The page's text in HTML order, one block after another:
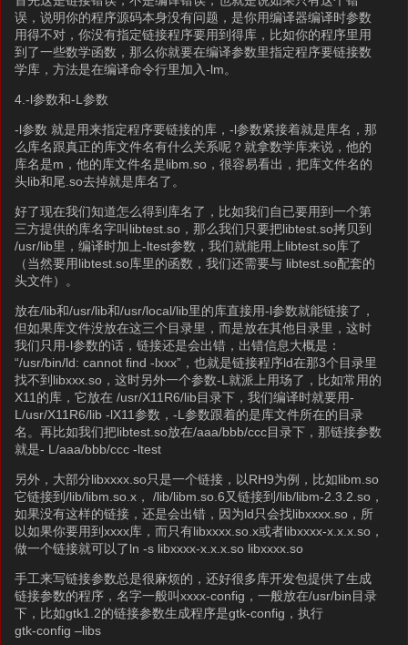
误，说明你的程序源码本身没有问题，是你用编译器编译时参数
用得不对，你没有指定链接程序要用到得库，比如你的程序里用
到了一些数学函数，那么你就要在编译参数里指定程序要链接数
学库，方法是在编译命令行里加入-lm。
4.-l参数和-L参数
-l参数 就是用来指定程序要链接的库，-l参数紧接着就是库名，那
么库名跟真正的库文件名有什么关系呢？就拿数学库来说，他的
库名是m，他的库文件名是libm.so，很容易看出，把库文件名的
头lib和尾.so去掉就是库名了。
好了现在我们知道怎么得到库名了，比如我们自已要用到一个第
三方提供的库名字叫libtest.so，那么我们只要把libtest.so拷贝到
/usr/lib里，编译时加上-ltest参数，我们就能用上libtest.so库了
（当然要用libtest.so库里的函数，我们还需要与 libtest.so配套的
头文件）。
放在/lib和/usr/lib和/usr/local/lib里的库直接用-l参数就能链接了，
但如果库文件没放在这三个目录里，而是放在其他目录里，这时
我们只用-l参数的话，链接还是会出错，出错信息大概是：
“/usr/bin/ld: cannot find -lxxx”，也就是链接程序ld在那3个目录里
找不到libxxx.so，这时另外一个参数-L就派上用场了，比如常用的
X11的库，它放在 /usr/X11R6/lib目录下，我们编译时就要用-
L/usr/X11R6/lib -lX11参数，-L参数跟着的是库文件所在的目录
名。再比如我们把libtest.so放在/aaa/bbb/ccc目录下，那链接参数
就是- L/aaa/bbb/ccc -ltest
另外，大部分libxxxx.so只是一个链接，以RH9为例，比如libm.so
它链接到/lib/libm.so.x， /lib/libm.so.6又链接到/lib/libm-2.3.2.so，
如果没有这样的链接，还是会出错，因为ld只会找libxxxx.so，所
以如果你要用到xxxx库，而只有libxxxx.so.x或者libxxxx-x.x.x.so，
做一个链接就可以了ln -s libxxxx-x.x.x.so libxxxx.so
手工来写链接参数总是很麻烦的，还好很多库开发包提供了生成
链接参数的程序，名字一般叫xxxx-config，一般放在/usr/bin目录
下，比如gtk1.2的链接参数生成程序是gtk-config，执行
gtk-config –libs